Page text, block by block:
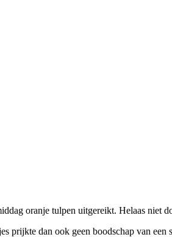
oranje tulpen uitgereikt. Helaas niet
prijkte dan ook geen boodschap van